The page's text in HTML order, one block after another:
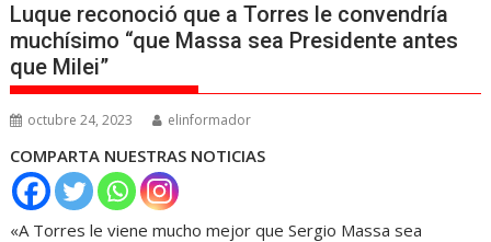
Luque reconoció que a Torres le convendría
muchísimo “que Massa sea Presidente antes
que Milei”
octubre 24, 2023 elinformador
COMPARTA NUESTRAS NOTICIAS
«A Torres le viene mucho mejor que Sergio Massa sea